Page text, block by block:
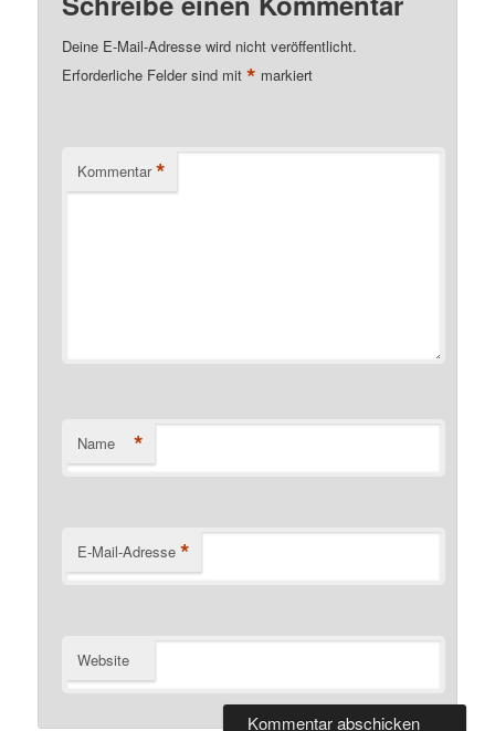
Deine E-Mail-Adresse wird nicht veröffentlicht.
Erforderliche Felder sind mit* markiert
Kommentar *
Name *
E-Mail-Adresse *
Website